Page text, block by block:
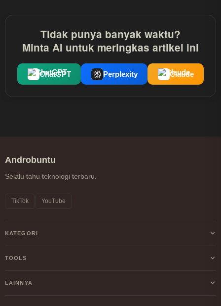
Tidak punya banyak waktu?
Minta AI untuk meringkas artikel ini
ChatGPT Perplexity Claude
Androbuntu
Selalu tahu teknologi terbaru.
TikTok YouTube
KATEGORI
Android
TOOLS
Kalkulator Profit/Loss Crypto
LAINNYA